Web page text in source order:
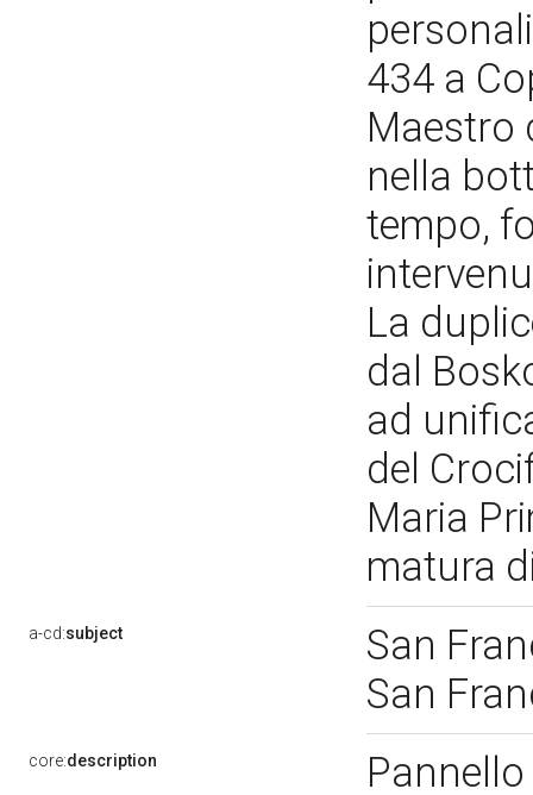
434 a
Maestro
nella
tempo,
La
dal
ad
del
Maria
matura
a-cd:subject
San
San
core:description